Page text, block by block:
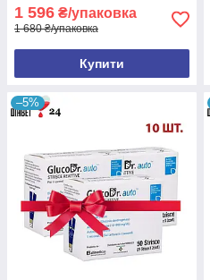
1 596 ₴/упаковка
1 680 ₴/упаковка
Купити
–5%